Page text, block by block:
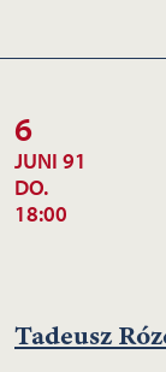
6
JUNI 91
DO.
18:00
Tadeusz